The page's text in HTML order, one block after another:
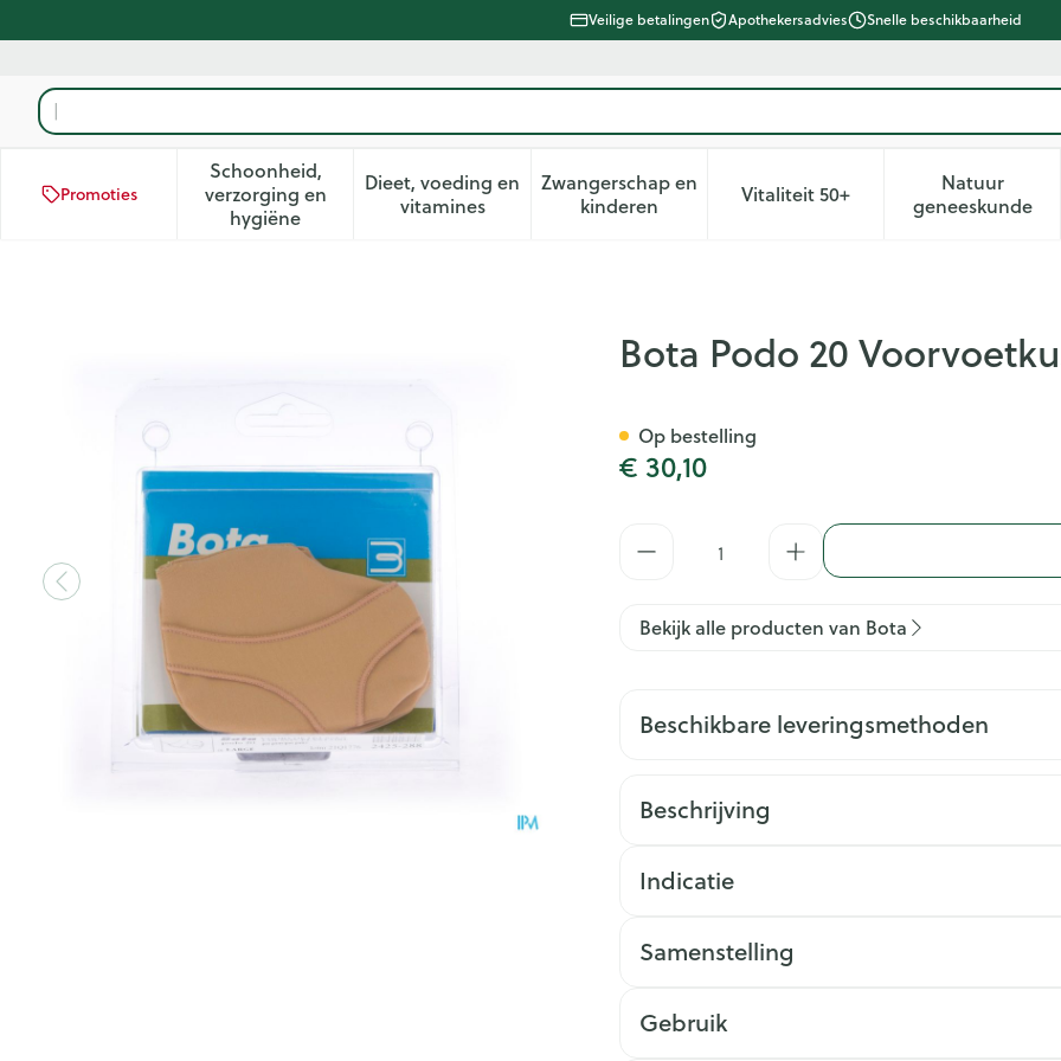
Veilige betalingen Apothekersadvies Snelle beschikbaarheid
Product, merk, categorie...
Promoties
Schoonheid,
verzorging en
hygiëneToon submenu voor Schoonheid, verzorging en hygiëne categorie
Dieet, voeding en
vitaminesToon submenu voor Dieet, voeding en vitamines categorie
Zwangerschap en
kinderenToon submenu voor Zwangerschap en kinderen
Vitaliteit 50+Toon submenu voor Vitaliteit
Natuur
geneeskunde
Toon
Bota Podo 20 Voorvoetkussen Large 1paar
Bota Podo 20
€ 30,10
Op bestelling
Bekijk alle producten van Bota
Beschikbare leveringsmethoden
Beschrijving
Indicatie
Samenstelling
Gebruik